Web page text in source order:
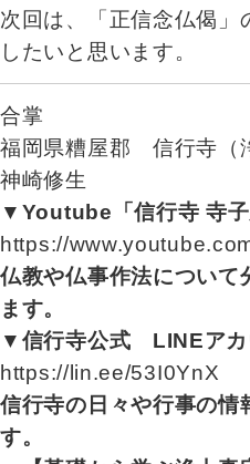
次回は、「正信念仏偈」
したいと思います。
合掌
福岡県糟屋郡 信行寺（
神崎修生
▼Youtube「信行寺 寺子
https://
仏教や仏事作法について
ます。
▼信行寺公式 LINEアカ
https://lin.ee/53I0YnX
信行寺の日々や行事の情
す。